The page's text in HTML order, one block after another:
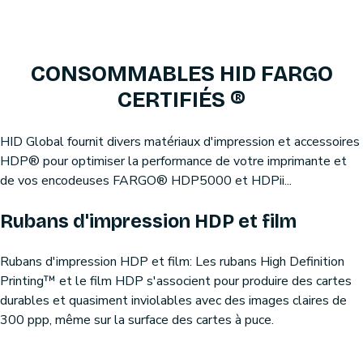
CONSOMMABLES HID FARGO
CERTIFIÉS ®
HID Global fournit divers matériaux d'impression et accessoires
HDP® pour optimiser la performance de votre imprimante et
de vos encodeuses FARGO® HDP5000 et HDPii...
Rubans d'impression HDP et film
Rubans d'impression HDP et film: Les rubans High Definition
Printing™ et le film HDP s'associent pour produire des cartes
durables et quasiment inviolables avec des images claires de
300 ppp, même sur la surface des cartes à puce.